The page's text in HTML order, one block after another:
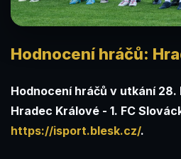
Hodnocení hráčů:
Hodnocení hráčů v utkání 28.
Hradec Králové - 1. FC
https://isport.blesk.cz/.